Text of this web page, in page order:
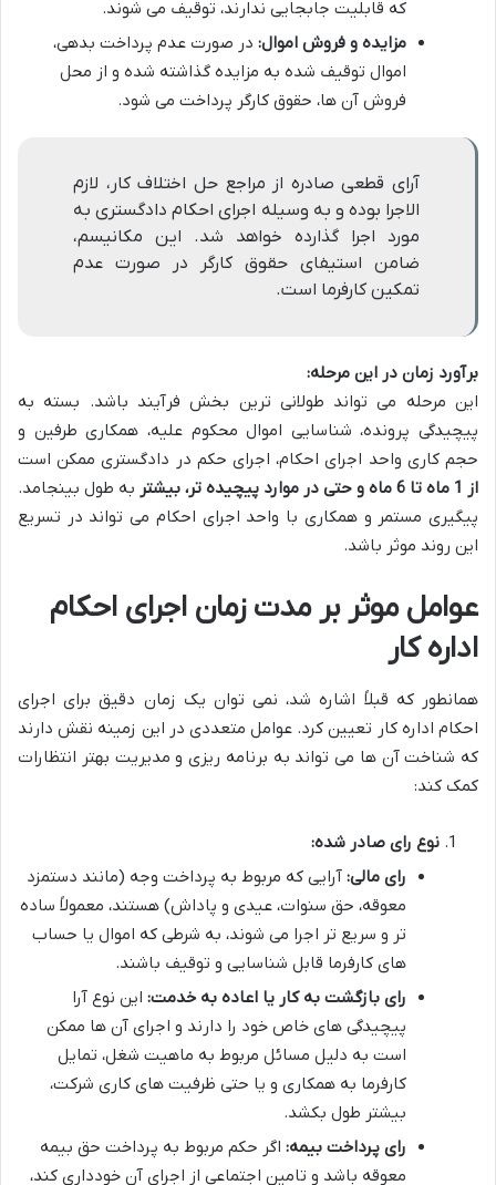
که قابلیت جابجایی ندارند، توقیف می شوند.
مزایده و فروش اموال: در صورت عدم پرداخت بدهی،
اموال توقیف شده به مزایده گذاشته شده و از محل
فروش آن ها، حقوق کارگر پرداخت می شود.
آرای قطعی صادره از مراجع حل اختلاف کار، لازم
الاجرا بوده و به وسیله اجرای احکام دادگستری به
مورد اجرا گذارده خواهد شد. این مکانیسم،
ضامن استیفای حقوق کارگر در صورت عدم
تمکین کارفرما است.
برآورد زمان در این مرحله:
این مرحله می تواند طولانی ترین بخش فرآیند باشد. بسته به
پیچیدگی پرونده، شناسایی اموال محکوم علیه، همکاری طرفین و
حجم کاری واحد اجرای احکام، اجرای حکم در دادگستری ممکن است
از 1 ماه تا 6 ماه و حتی در موارد پیچیده تر، بیشتر
به طول بینجامد.
پیگیری مستمر و همکاری با واحد اجرای احکام می تواند در تسریع
این روند موثر باشد.
عوامل موثر بر مدت زمان اجرای احکام
اداره کار
همانطور که قبلاً اشاره شد، نمی توان یک زمان دقیق برای اجرای
احکام اداره کار تعیین کرد. عوامل متعددی در این زمینه نقش دارند
که شناخت آن ها می تواند به برنامه ریزی و مدیریت بهتر انتظارات
کمک کند:
نوع رای صادر شده:
رای مالی: آرایی که مربوط به پرداخت وجه (مانند دستمزد
معوقه، حق سنوات، عیدی و پاداش) هستند، معمولاً ساده
تر و سریع تر اجرا می شوند، به شرطی که اموال یا حساب
های کارفرما قابل شناسایی و توقیف باشند.
رای بازگشت به کار یا اعاده به خدمت: این نوع آرا
پیچیدگی های خاص خود را دارند و اجرای آن ها ممکن
است به دلیل مسائل مربوط به ماهیت شغل، تمایل
کارفرما به همکاری و یا حتی ظرفیت های کاری شرکت،
بیشتر طول بکشد.
رای پرداخت بیمه: اگر حکم مربوط به پرداخت حق بیمه
معوقه باشد و تامین اجتماعی از اجرای آن خودداری کند،